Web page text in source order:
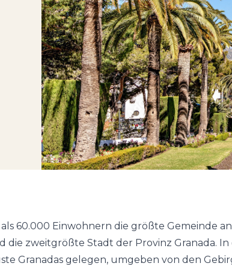
60.000 Einwohnern die größte Gemeinde
die zweitgrößte Stadt der Provinz Granada.
Granadas gelegen, umgeben von den